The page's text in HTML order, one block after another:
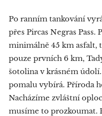
Po ranním tankování
přes Pircas Negras
minimálně 45 km asfalt,
pouze prvních 6 km,
šotolina v krásném
pomalu vybírá. Příroda
Nacházíme zvláštní
musíme to prozkoumat.